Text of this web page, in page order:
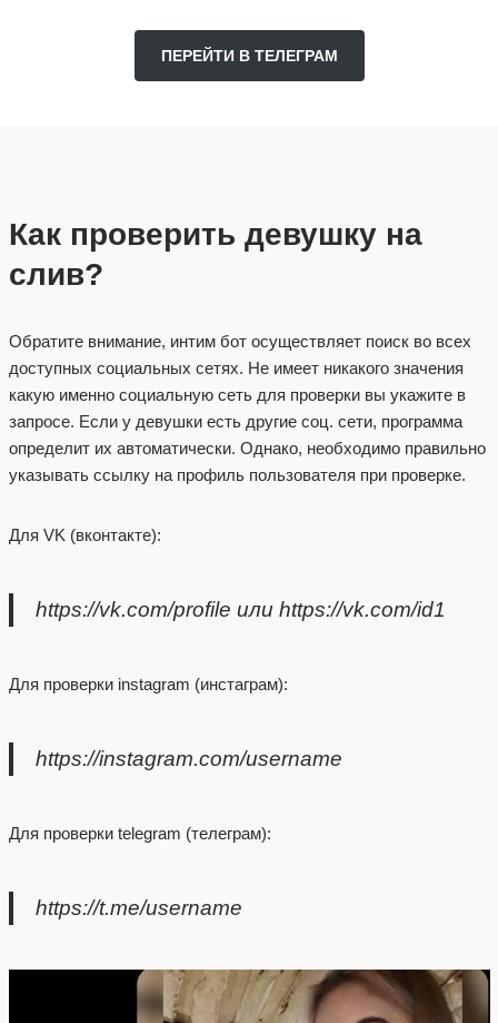
ПЕРЕЙТИ В ТЕЛЕГРАМ
Как проверить девушку на
слив?
Обратите внимание, интим бот осуществляет поиск во всех
доступных социальных сетях. Не имеет никакого значения
какую именно социальную сеть для проверки вы укажите в
запросе. Если у девушки есть другие соц. сети, программа
определит их автоматически. Однако, необходимо правильно
указывать ссылку на профиль пользователя при проверке.
Для VK (вконтакте):
https://vk.com/profile или https://vk.com/id1
Для проверки instagram (инстаграм):
https://instagram.com/username
Для проверки telegram (телеграм):
https://t.me/username